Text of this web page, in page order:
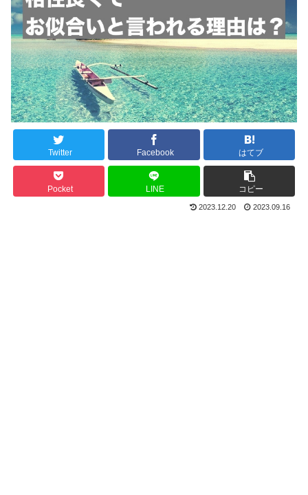
Twitter Facebook はてブ
Pocket LINE コピー
2023.12.20 2023.09.16